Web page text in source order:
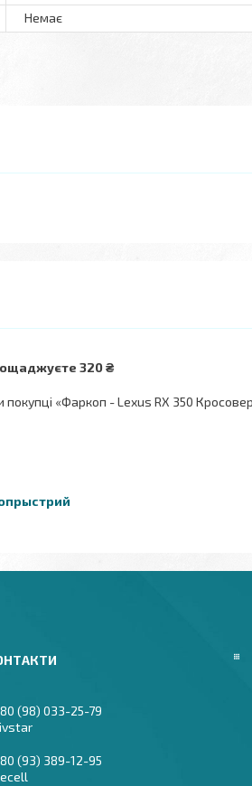
Немає
320 ₴
«Фаркоп - Lexus RX 350
(98) 033-25-79
(93) 389-12-95